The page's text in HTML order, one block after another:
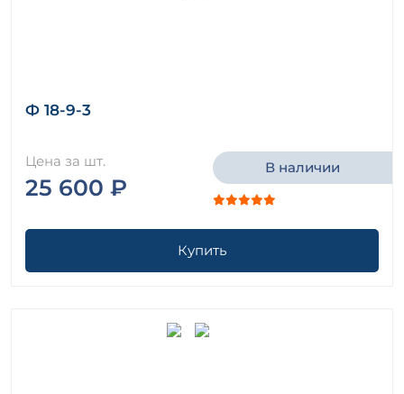
Ф 18-9-3
Цена за шт.
25 600 ₽
В наличии
Купить